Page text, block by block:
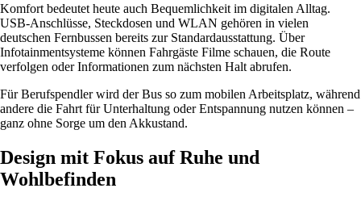
Komfort bedeutet heute auch Bequemlichkeit im digitalen Alltag.
USB-Anschlüsse, Steckdosen und WLAN gehören in vielen
deutschen Fernbussen bereits zur Standardausstattung. Über
Infotainmentsysteme können Fahrgäste Filme schauen, die Route
verfolgen oder Informationen zum nächsten Halt abrufen.
Für Berufspendler wird der Bus so zum mobilen Arbeitsplatz, während
andere die Fahrt für Unterhaltung oder Entspannung nutzen können –
ganz ohne Sorge um den Akkustand.
Design mit Fokus auf Ruhe und
Wohlbefinden